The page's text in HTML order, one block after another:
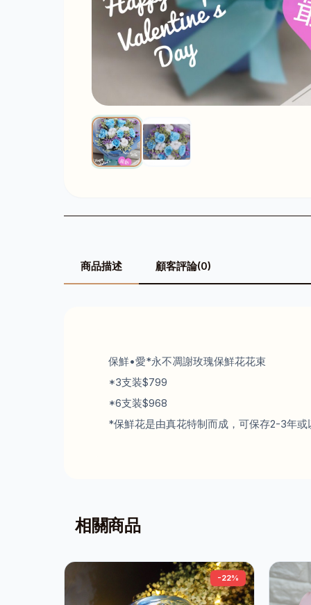
商品描述 顧客評論(0)
保鮮•愛*永不凋謝玫瑰保鮮花花束
*3支装$799
*6支装$968
*保鮮花是由真花特制而成，可保存2-3年或
相關商品
-22%